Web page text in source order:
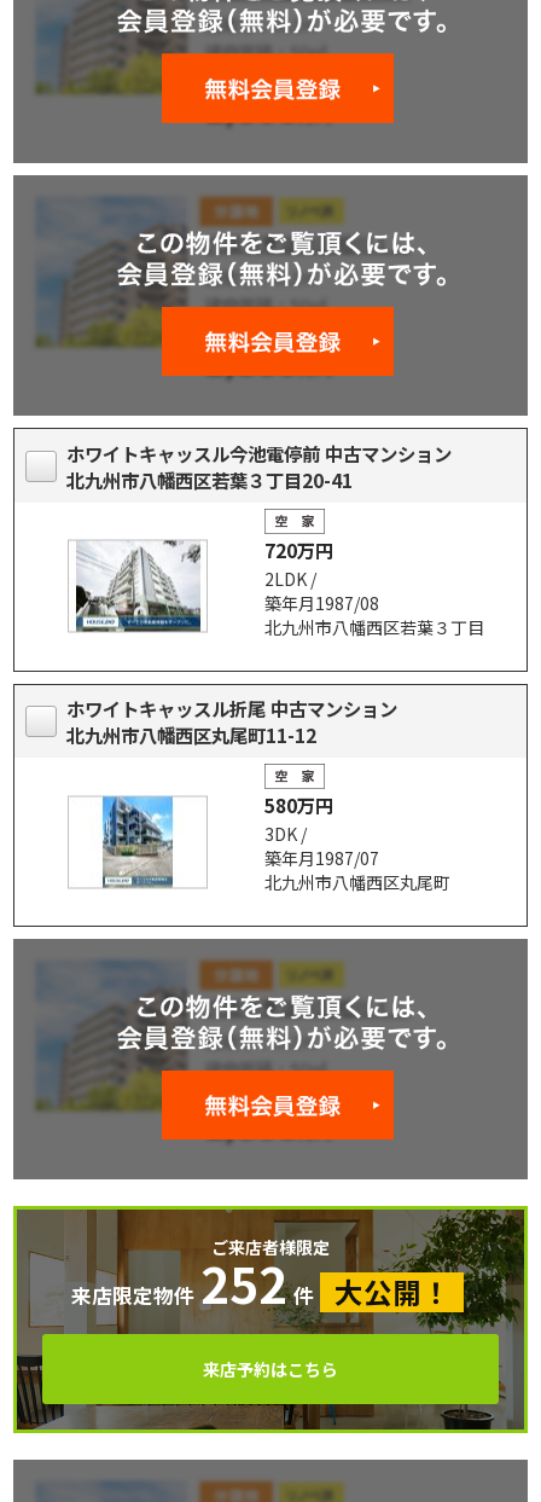
ホワイトキャッスル今池電停前 中古マンション
北九州市八幡西区若葉３丁目20-41
720万円
2LDK /
築年月1987/08
北九州市八幡西区若葉３丁目
ホワイトキャッスル折尾 中古マンション
北九州市八幡西区丸尾町11-12
580万円
3DK /
築年月1987/07
北九州市八幡西区丸尾町
ご来店者様限定
来店限定物件 252 件 大公開！
来店予約はこちら